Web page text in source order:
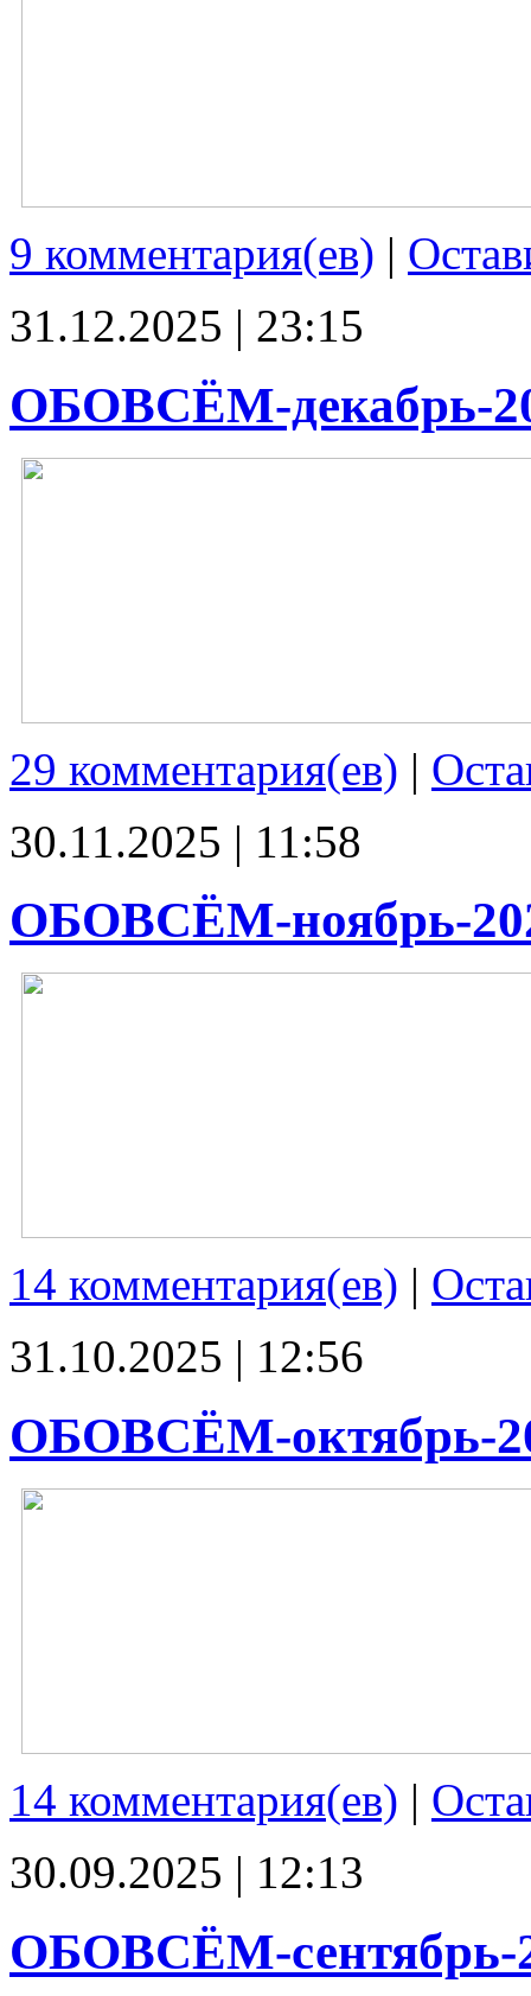
9 комментария(ев) |
31.12.2025 | 23:15
ОБОВСЁМ-декабрь-
29 комментария(ев) |
30.11.2025 | 11:58
ОБОВСЁМ-ноябрь-
14 комментария(ев) |
31.10.2025 | 12:56
ОБОВСЁМ-октябрь-
14 комментария(ев) |
30.09.2025 | 12:13
ОБОВСЁМ-сентябрь-